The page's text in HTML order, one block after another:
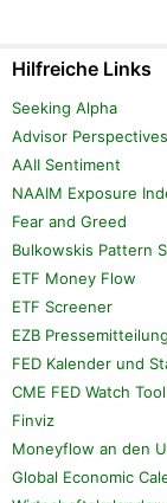
Hilfreiche Links
Seeking Alpha
Advisor Perspectives
AAII Sentiment
NAAIM Exposure
Fear and Greed
Bulkowskis Pattern
ETF Money Flow
ETF Screener
EZB
FED Kalender und
CME FED Watch Tool
Finviz
Moneyflow an den
Global Economic